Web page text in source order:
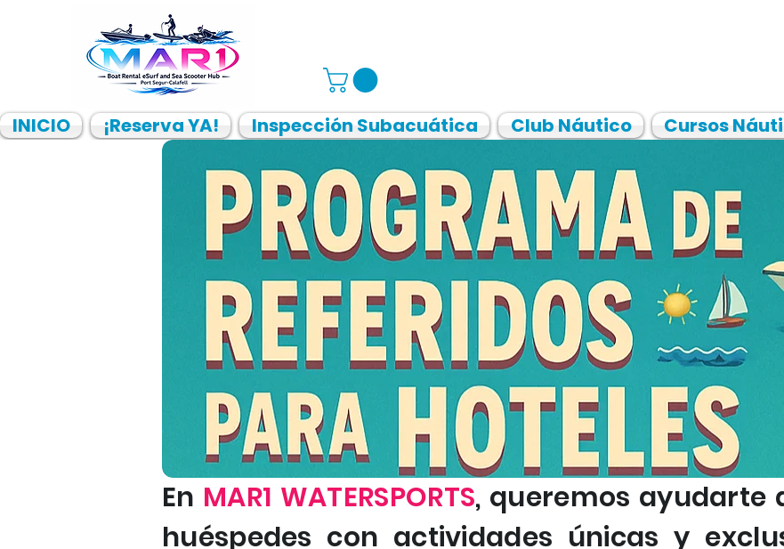
INICIO ¡Reserva YA! Inspección Subacuática Club Náutico Cursos
En MAR1 WATERSPORTS, queremos ayudarte
huéspedes con actividades únicas y